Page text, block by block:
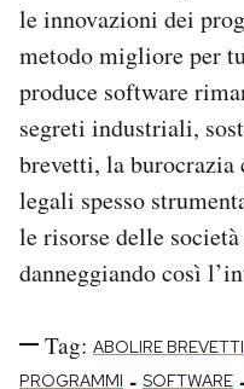
le innovazioni dei
metodo migliore per
produce software
segreti industriali,
brevetti, la burocrazia
legali spesso
le risorse delle
danneggiando così
Tag: ABOLIRE BREVETTI
PROGRAMMI - SOFTWARE